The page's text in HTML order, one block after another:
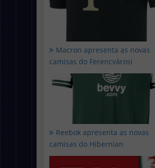
Macron apresenta as novas
camisas do Ferencvárosi
Reebok apresenta as novas
camisas do Hibernian